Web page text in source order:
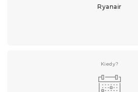
Ryanair
Kiedy?